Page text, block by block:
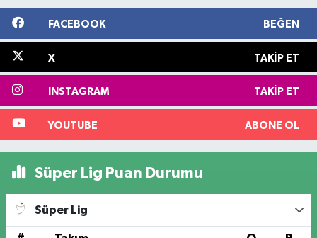
FACEBOOK BEĞEN
X TAKIP ET
INSTAGRAM TAKIP ET
YOUTUBE ABONE OL
Süper Lig Puan Durumu
Süper Lig